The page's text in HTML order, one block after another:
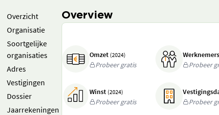
Overzicht
Organisatie
Soortgelijke
organisaties
Adres
Vestigingen
Dossier
Jaarrekeningen
Overview
Omzet (2024)
Probeer gratis
Probeer
Winst (2024)
Probeer gratis
Probeer